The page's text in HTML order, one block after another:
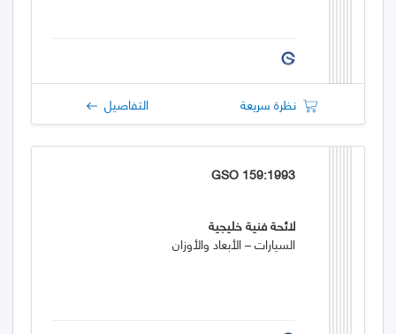
نظرة سريعة التفاصيل
GSO 159:1993
لائحة فنية خليجية
السيارات – الأبعاد والأوزان